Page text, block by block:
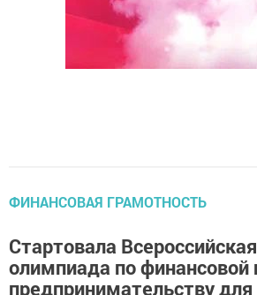
ФИНАНСОВАЯ ГРАМОТНОСТЬ
Стартовала
олимпиада по финансовой
предпринимательству